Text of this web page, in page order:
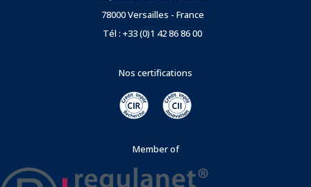
78000 Versailles - France
Tél : +33 (0)1 42 86 86 00
Nos certifications
Member of